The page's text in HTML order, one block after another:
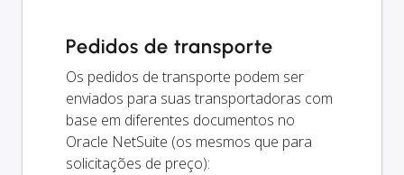
Pedidos de transporte
Os pedidos de transporte podem ser
enviados para suas transportadoras com
base em diferentes documentos no
Oracle NetSuite (os mesmos que para
solicitações de preço):